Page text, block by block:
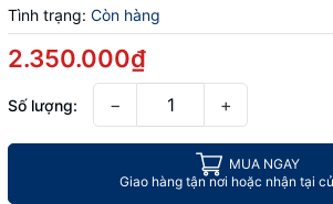
Tình trạng: Còn hàng
2.350.000₫
Số lượng: − +
MUA NGAY
Giao hàng tận nơi hoặc nhận tại